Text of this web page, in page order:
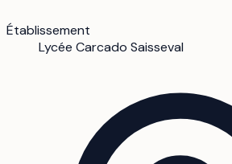
Établissement
Lycée Carcado Saisseval